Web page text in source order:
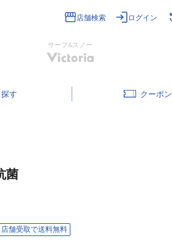
店舗検索 ログイン
サーフ&スノー
クーポン
菌
店舗受取で送料無料